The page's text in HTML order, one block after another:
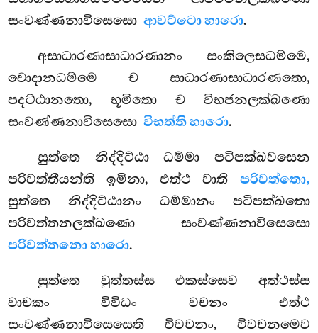
සංවණ්ණනාවිසෙසොආවට්ටො හාරො.
අසාධාරණාසාධාරණානං සංකිලෙසධම්මෙ,
වොදානධම්මෙ ච සාධාරණාසාධාරණතො,
පදට්ඨානතො, භූමිතො ච විභජනලක්ඛණො
සංවණ්ණනාවිසෙසොවිභත්ති හාරො.
සුත්තෙ නිද්දිට්ඨා ධම්මා පටිපක්ඛවසෙන
පරිවත්තීයන්ති ඉමිනා, එත්ථ වාති පරිවත්තො,
සුත්තෙ නිද්දිට්ඨානං ධම්මානං පටිපක්ඛතො
පරිවත්තනලක්ඛණො සංවණ්ණනාවිසෙසො
පරිවත්තනො හාරො.
සුත්තෙ වුත්තස්ස එකස්සෙව අත්ථස්ස
වාචකං විවිධං වචනං එත්ථ
සංවණ්ණනාවිසෙසෙති විවචනං, විවචනමෙව